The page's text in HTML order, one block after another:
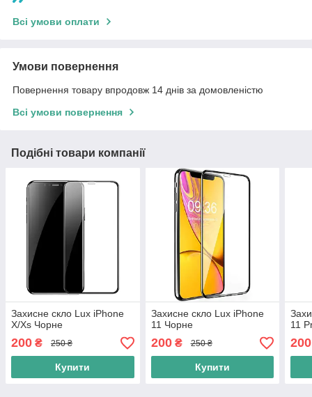
Всі умови оплати
Умови повернення
Повернення товару впродовж 14 днів за домовленістю
Всі умови повернення
Подібні товари компанії
Захисне скло Lux iPhone
X/Xs Чорне
200 ₴ 250 ₴
Купити
Захисне скло Lux iPhone
11 Чорне
200₴ 250 ₴
Купити
11
200